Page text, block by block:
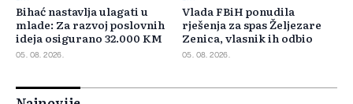
Bihać nastavlja ulagati u
mlade: Za razvoj poslovnih
ideja osigurano 32.000 KM
05. 08. 2026.
Vlada FBiH ponudila
rješenja za spas Željezare
Zenica, vlasnik ih odbio
05. 08. 2026.